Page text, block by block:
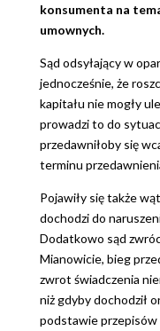
konsumenta na
umownych.
Sąd odsyłający w
jednocześnie, że
kapitału nie mogły
prowadzi to do
przedawniłoby się
terminu
Pojawiły się także
dochodzi do
Dodatkowo sąd
Mianowicie, bieg
zwrot świadczenia
niż gdyby dochodził
podstawie przepisów